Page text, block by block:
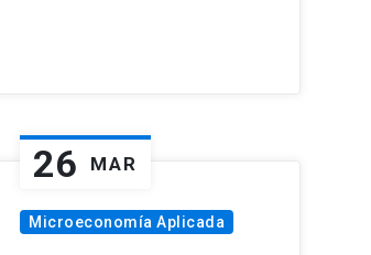
26 MAR
Microeconomía Aplicada